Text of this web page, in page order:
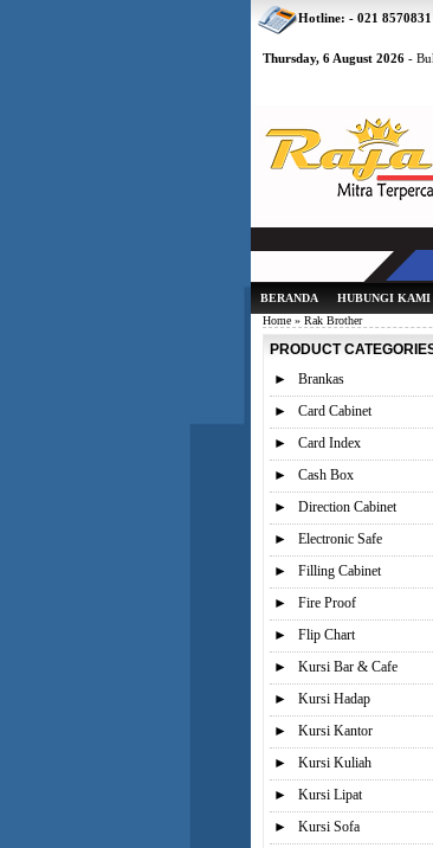
Thursday, 6 August 2026 -
BERANDA HUBUNGI KAMI
Home » Rak Brother
PRODUCT
►
Brankas
►
Card Cabinet
►
Card Index
►
Cash Box
►
Direction Cabinet
►
Electronic Safe
►
Filling Cabinet
►
Fire Proof
►
Flip Chart
►
Kursi Bar & Cafe
►
Kursi Hadap
►
Kursi Kantor
►
Kursi Kuliah
►
Kursi Lipat
►
Kursi Sofa
Hotline: - 021 8570831